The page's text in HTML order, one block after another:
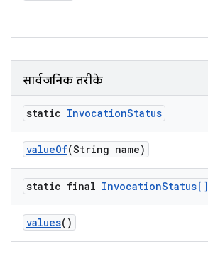
सार्वजनिक तरीके
static InvocationStatus
valueOf(String name)
static final InvocationStatus[]
values()